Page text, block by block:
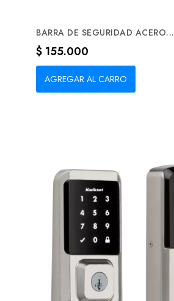
BARRA DE SEGURIDAD ACERO...
Precio
$ 155.000
AGREGAR AL CARRO